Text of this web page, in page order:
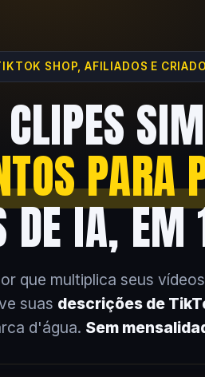
SHOP, AFILIADOS E
PARA
DE IA, EM
que multiplica seus
suas descrições de
d'água. Sem